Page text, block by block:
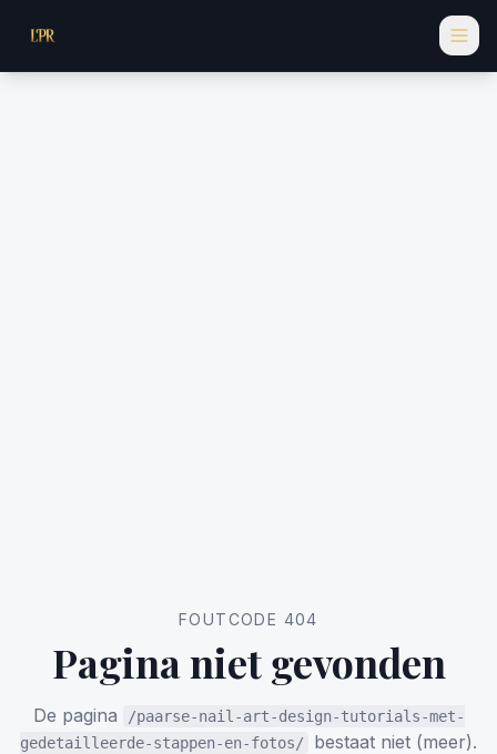
FOUTCODE 404
Pagina niet gevonden
De pagina
/paarse-nail-art-design-tutorials-met-
gedetailleerde-stappen-en-fotos/
bestaat niet (meer).